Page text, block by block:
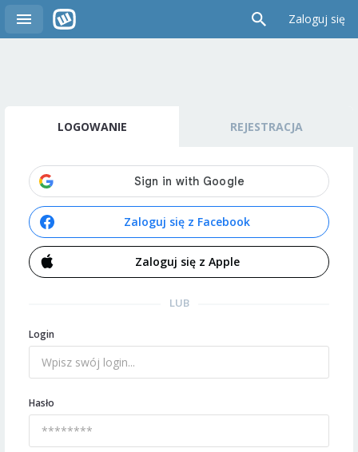
Zaloguj się
LOGOWANIE REJESTRACJA
Zaloguj się z Facebook
Zaloguj się z Apple
LUB
Login
Hasło